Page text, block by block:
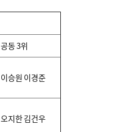
공동 3위
이승원 이경준
오지한 김건우